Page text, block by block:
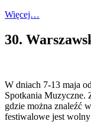
Więcej…
30.
W dniach 7-13 maja
Spotkania Muzyczne.
gdzie można znaleźć
festiwalowe jest